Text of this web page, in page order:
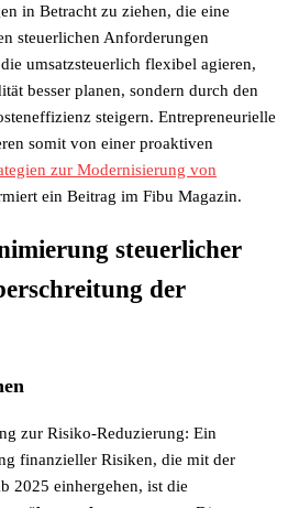
in Betracht zu ziehen, die eine
steuerlichen Anforderungen
umsatzsteuerlich flexibel agieren,
besser planen, sondern durch den
steigern. Entrepreneurielle
somit von einer proaktiven
zur Modernisierung von
ein Beitrag im Fibu Magazin.
steuerlicher
der
zur Risiko-Reduzierung: Ein
finanzieller Risiken, die mit der
2025 einhergehen, ist die